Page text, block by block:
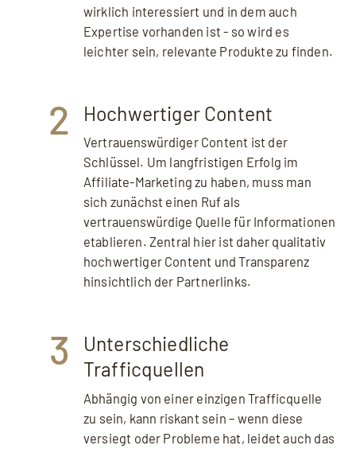
wirklich interessiert und in dem auch
Expertise vorhanden ist - so wird es
leichter sein, relevante Produkte zu finden.
2 Hochwertiger Content
Vertrauenswürdiger Content ist der
Schlüssel. Um langfristigen Erfolg im
Affiliate-Marketing zu haben, muss man
sich zunächst einen Ruf als
vertrauenswürdige Quelle für Informationen
etablieren. Zentral hier ist daher qualitativ
hochwertiger Content und Transparenz
hinsichtlich der Partnerlinks.
3
Unterschiedliche
Trafficquellen
Abhängig von einer einzigen Trafficquelle
zu sein, kann riskant sein – wenn diese
versiegt oder Probleme hat, leidet auch das